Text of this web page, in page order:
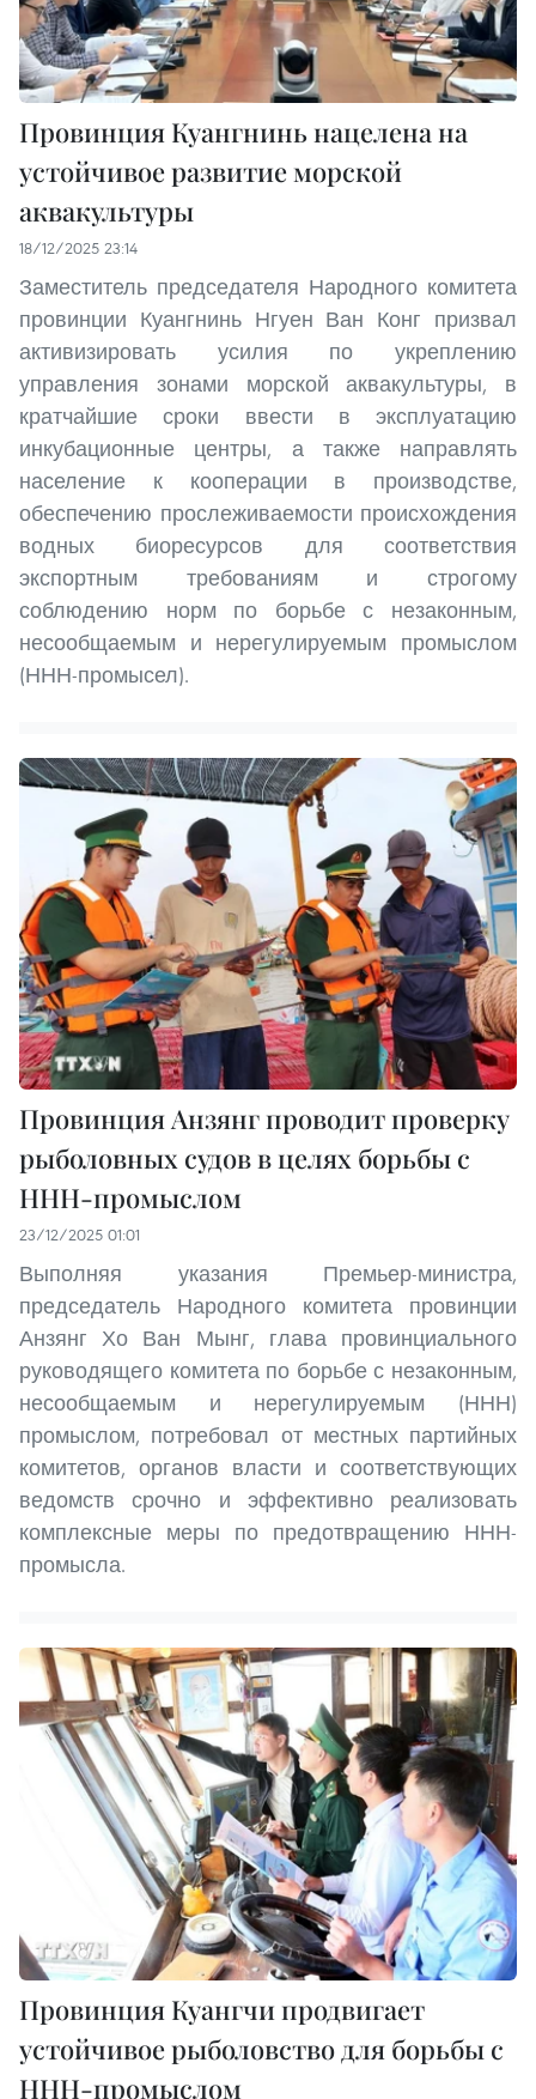
Провинция Куангнинь нацелена на
устойчивое развитие морской
аквакультуры
18/12/2025 23:14
Заместитель председателя Народного комитета
провинции Куангнинь Нгуен Ван Конг призвал
активизировать усилия по укреплению
управления зонами морской аквакультуры, в
кратчайшие сроки ввести в эксплуатацию
инкубационные центры, а также направлять
население к кооперации в производстве,
обеспечению прослеживаемости происхождения
водных биоресурсов для соответствия
экспортным требованиям и строгому
соблюдению норм по борьбе с незаконным,
несообщаемым и нерегулируемым промыслом
(ННН-промысел).
Провинция Анзянг проводит проверку
рыболовных судов в целях борьбы с
ННН-промыслом
23/12/2025 01:01
Выполняя указания Премьер-министра,
председатель Народного комитета провинции
Анзянг Хо Ван Мынг, глава провинциального
руководящего комитета по борьбе с незаконным,
несообщаемым и нерегулируемым (ННН)
промыслом, потребовал от местных партийных
комитетов, органов власти и соответствующих
ведомств срочно и эффективно реализовать
комплексные меры по предотвращению ННН-
промысла.
Провинция Куангчи продвигает
устойчивое рыболовство для борьбы с
ННН-промыслом